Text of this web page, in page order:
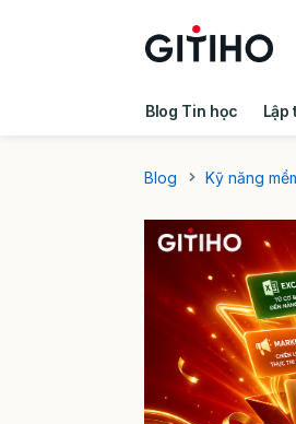
Blog Tin học Lập
Blog
Kỹ năng